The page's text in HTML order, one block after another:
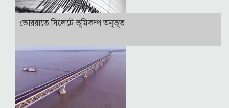
ভোররাতে সিলেটে ভূমিকম্প অনুভূত